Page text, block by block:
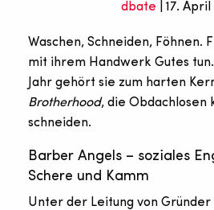
dbate | 17. April
Waschen, Schneiden, Föhnen.
mit ihrem Handwerk Gutes
Jahr gehört sie zum harten
Brotherhood, die Obdachlosen
schneiden.
Barber Angels – soziales
Schere und Kamm
Unter der Leitung von